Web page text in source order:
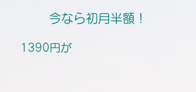
​今なら初月半額！​​
1390円が​